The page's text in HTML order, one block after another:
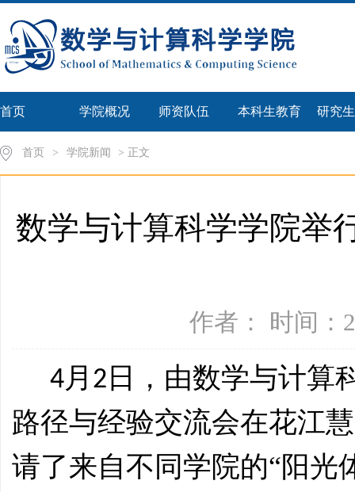
首页 学院概况 师资队伍 本科生教育 研究
首页 > 学院新闻 > 正文
数学与计算科学学院举
作者： 时间：
4月 2 日，由数学与计算
路径与经验交流会在花江
请了来自不同学院的“阳光